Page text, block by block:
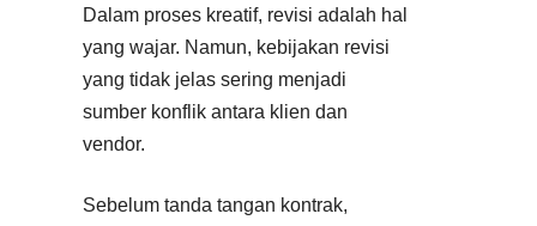
Dalam proses kreatif, revisi adalah hal
yang wajar. Namun, kebijakan revisi
yang tidak jelas sering menjadi
sumber konflik antara klien dan
vendor.
Sebelum tanda tangan kontrak,